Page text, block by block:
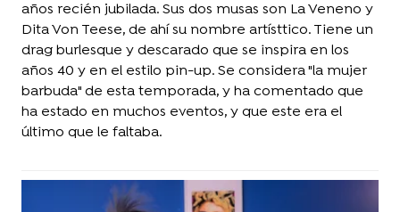
años recién jubilada. Sus dos musas son La Veneno y
Dita Von Teese, de ahí su nombre artísttico. Tiene un
drag burlesque y descarado que se inspira en los
años 40 y en el estilo pin-up. Se considera "la mujer
barbuda" de esta temporada, y ha comentado que
ha estado en muchos eventos, y que este era el
último que le faltaba.